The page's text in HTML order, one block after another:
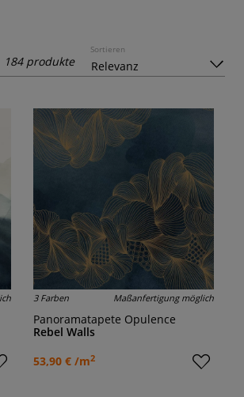
184 produkte
Sortieren
3 Farben Maßanfertigung möglich
Panoramatapete Opulence
Rebel Walls
53,90 € /m2